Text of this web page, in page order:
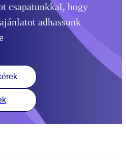
csapatunkkal, hogy
adhassunk